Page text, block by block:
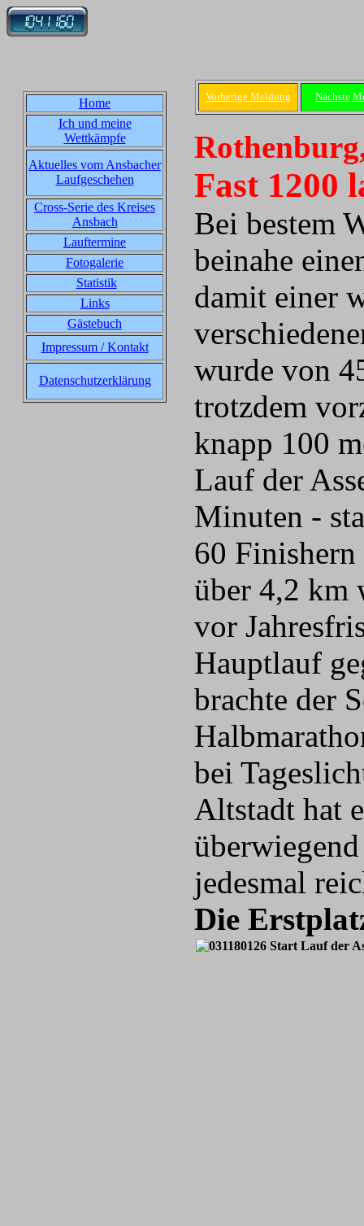
Home
Ich und meine
Wettkämpfe
Aktuelles vom Ansbacher
Laufgeschehen
Cross-Serie des Kreises
Ansbach
Lauftermine
Fotogalerie
Statistik
Links
Gästebuch
Impressum / Kontakt
Datenschutzerklärung
Vorherige Meldung Nächste
Fast 1200
Bei bestem
beinahe
damit einer
wurde von
trotzdem
knapp 100
Lauf der
Minuten -
60
über 4,2 km
vor
Hauptlauf
brachte der
bei
Altstadt hat
jedesmal
Die